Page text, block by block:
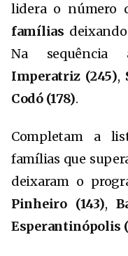
lidera o número
famílias
Na sequência
Imperatriz (245),
Codó (178).
Completam a
famílias que
deixaram o
Pinheiro (143),
Esperantinópolis